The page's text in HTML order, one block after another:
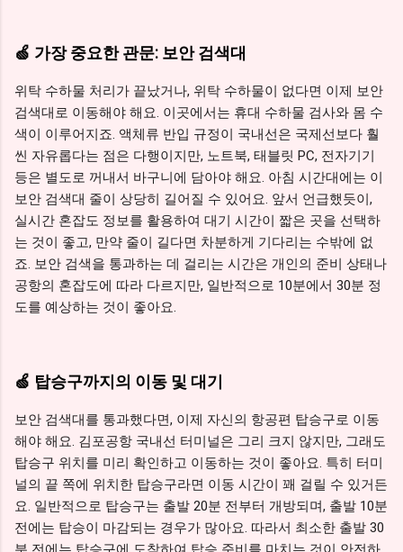
🍏 가장 중요한 관문: 보안 검색대
위탁 수하물 처리가 끝났거나, 위탁 수하물이 없다면 이제 보안
검색대로 이동해야 해요. 이곳에서는 휴대 수하물 검사와 몸 수
색이 이루어지죠. 액체류 반입 규정이 국내선은 국제선보다 훨
씬 자유롭다는 점은 다행이지만, 노트북, 태블릿 PC, 전자기기
등은 별도로 꺼내서 바구니에 담아야 해요. 아침 시간대에는 이
보안 검색대 줄이 상당히 길어질 수 있어요. 앞서 언급했듯이,
실시간 혼잡도 정보를 활용하여 대기 시간이 짧은 곳을 선택하
는 것이 좋고, 만약 줄이 길다면 차분하게 기다리는 수밖에 없
죠. 보안 검색을 통과하는 데 걸리는 시간은 개인의 준비 상태나
공항의 혼잡도에 따라 다르지만, 일반적으로 10분에서 30분 정
도를 예상하는 것이 좋아요.
🍏 탑승구까지의 이동 및 대기
보안 검색대를 통과했다면, 이제 자신의 항공편 탑승구로 이동
해야 해요. 김포공항 국내선 터미널은 그리 크지 않지만, 그래도
탑승구 위치를 미리 확인하고 이동하는 것이 좋아요. 특히 터미
널의 끝 쪽에 위치한 탑승구라면 이동 시간이 꽤 걸릴 수 있거든
요. 일반적으로 탑승구는 출발 20분 전부터 개방되며, 출발 10분
전에는 탑승이 마감되는 경우가 많아요. 따라서 최소한 출발 30